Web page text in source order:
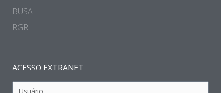
BUSA
RGR
ACESSO EXTRANET